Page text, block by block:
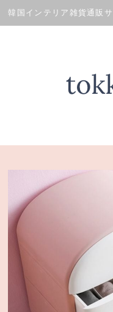
韓国インテリア雑貨通販サ